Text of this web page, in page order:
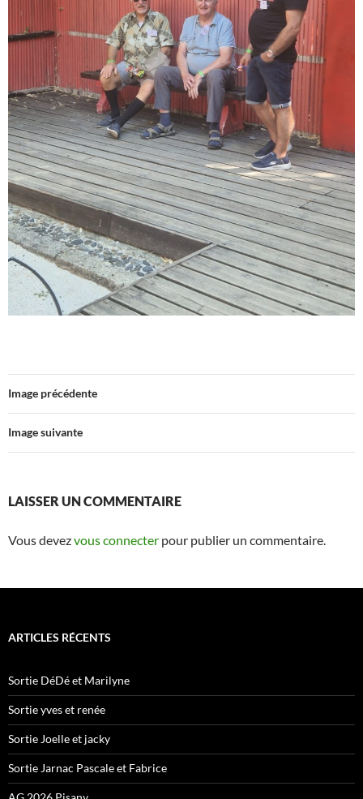
Image précédente
Image suivante
LAISSER UN COMMENTAIRE
Vous devezvous connecter pour publier un commentaire.
ARTICLES RÉCENTS
Sortie DéDé et Marilyne
Sortie yves et renée
Sortie Joelle et jacky
Sortie Jarnac Pascale et Fabrice